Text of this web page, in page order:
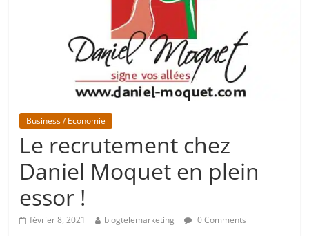
Business / Economie
Le recrutement chez
Daniel Moquet en plein
essor !
février 8, 2021 blogtelemarketing 0 Comments